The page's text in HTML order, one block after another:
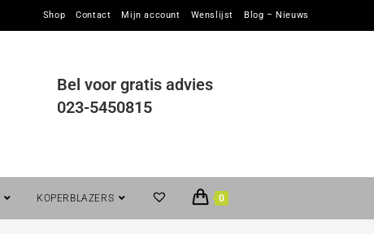
Shop Contact Mijn account Wenslijst Blog – Nieuws
Bel voor gratis advies
023-5450815
KOPERBLAZERS 0